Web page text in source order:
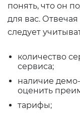
понять, что он
для вас.
следует
количество
сервиса;
наличие
оценить
тарифы;